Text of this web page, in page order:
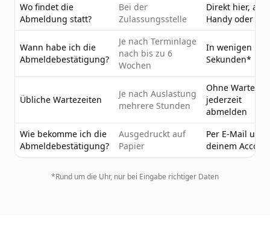
Wo findet die
Abmeldung statt?
Bei der
Zulassungsstelle
Direkt hier, am
Handy oder PC
Wann habe ich die
Abmeldebestätigung?
Je nach Terminlage
nach bis zu 6
Wochen
In wenigen
Sekunden*
Übliche Wartezeiten
Je nach Auslastung
mehrere Stunden
Ohne Wartezeit
jederzeit
abmelden
Wie bekomme ich die
Abmeldebestätigung?
Ausgedruckt auf
Papier
Per E-Mail und
deinem
*Rund um die Uhr, nur bei Eingabe richtiger Daten